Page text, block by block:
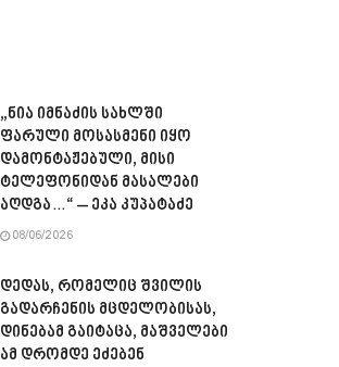
„ნია იმნაძის სახლში
ფარული მოსასმენი იყო
დამონტაჟებული, მისი
ტელეფონიდან მასალები
აღდგა…“ – ეკა კუპატაძე
08/06/2026
დედას, რომელიც შვილის
გადარჩენის მცდელობისას,
დინებამ გაიტაცა, მაშველები
ამ დრომდე ეძებენ